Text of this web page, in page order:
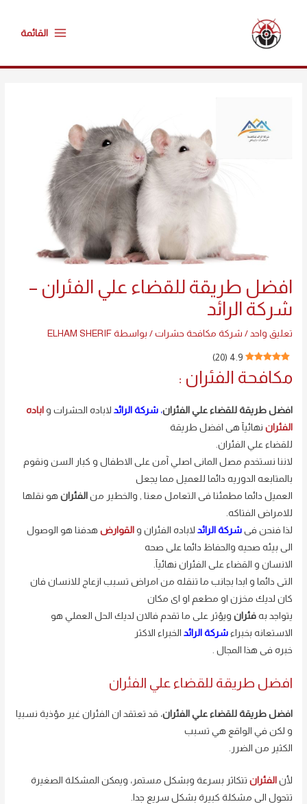
المحتوى
Menuالقائمة
افضل طريقة للقضاء علي الفئران –
شركة الرائد
تعليق واحد / شركة مكافحة حشرات / بواسطة ELHAM SHERIF
4.9
(
20
)
مكافحة الفئران :
افضل طريقة للقضاء علي الفئران، شركة الرائد لاباده الحشرات واباده
الفئران نهائيآ هى افضل طريقة
للقضاء علي الفئران.
لاننا نستخدم مصل المانى اصلي آمن على الاطفال و كبار السن ونقوم
بالمتابعه الدوريه دائما للعميل مما يجعل
العميل دائما مطمئنا فى التعامل معنا , والخطير من الفئران هو نقلها
للامراض الفتاكه.
لذا فنحن فىشركة الرائد لاباده الفئران والقوارض هدفنا هو الوصول
الى بيئه صحيه والحفاظ دائما على صحه
الانسان و القضاء على الفئران نهائيآ.
التى دائما و ابدا بجانب ما تنقله من امراض تسبب ازعاج للانسان فان
كان لديك مخزن او مطعم او اى مكان
يتواجد بهفئران ويؤثر على ما تقدم فالان لديك الحل العملي هو
الاستعانه بخبراءشركة الرائد الخبراء الاكثر
خبره فى هذا المجال .
افضل طريقة للقضاء علي الفئران
افضل طريقة للقضاء علي الفئران، قد تعتقد ان الفئران غير مؤذية نسبيا
و لكن في الواقع هي تسبب
الكثير من الضرر.
لأنالفئران تتكاثر بسرعة وبشكل مستمر، ويمكن المشكلة الصغيرة
تتحول الى مشكلة كبيرة بشكل سريع جدا.